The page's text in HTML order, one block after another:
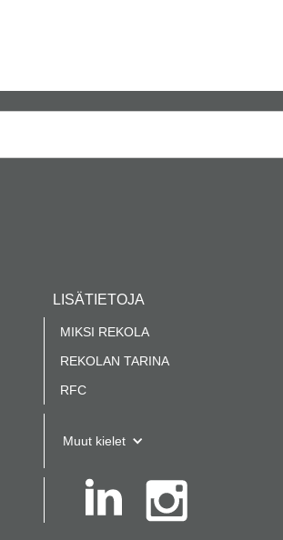
LISÄTIETOJA
MIKSI REKOLA
REKOLAN TARINA
RFC
Muut kielet